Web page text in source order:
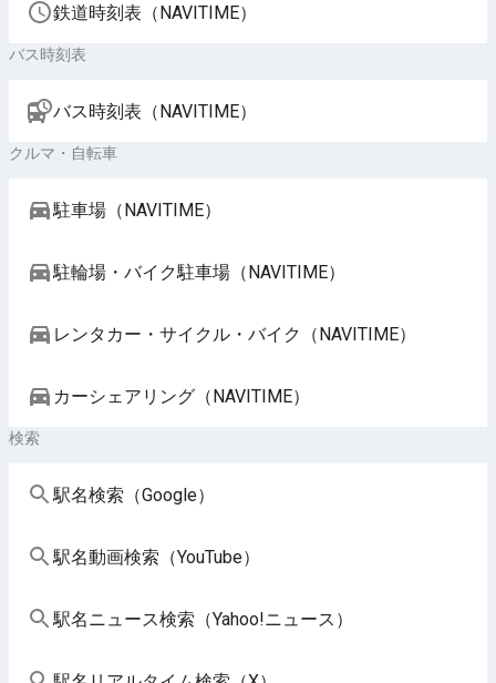
鉄道時刻表（NAVITIME）
バス時刻表
バス時刻表（NAVITIME）
クルマ・自転車
駐車場（NAVITIME）
駐輪場・バイク駐車場（NAVITIME）
レンタカー・サイクル・バイク（NAVITIME）
カーシェアリング（NAVITIME）
検索
駅名検索（Google）
駅名動画検索（YouTube）
駅名ニュース検索（Yahoo!ニュース）